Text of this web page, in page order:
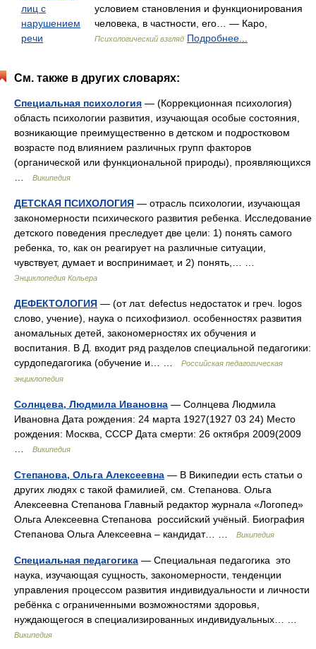
лиц с
нарушением
речи
условием становления и функционирования
человека, в частности, его… — Каро,
Психологический взгляд Подробнее...
См. также в других словарях:
Специальная психология — (Коррекционная психология)
область психологии развития, изучающая особые состояния,
возникающие преимущественно в детском и подростковом
возрасте под влиянием различных групп факторов
(органической или функциональной природы), проявляющихся
Википедия
ДЕТСКАЯ ПСИХОЛОГИЯ — отрасль психологии, изучающая
закономерности психического развития ребенка. Исследование
детского поведения преследует две цели: 1) понять самого
ребенка, то, как он реагирует на различные ситуации,
чувствует, думает и воспринимает, и 2) понять,… …
Энциклопедия Кольера
ДЕФЕКТОЛОГИЯ — (от лат. defectus недостаток и греч. logos
слово, учение), наука о психофизиол. особенностях развития
аномальных детей, закономерностях их обучения и
воспитания. В Д. входит ряд разделов специальной педагогики:
сурдопедагогика (обучение и… …
Российская педагогическая
энциклопедия
Солнцева, Людмила Ивановна — Солнцева Людмила
Ивановна Дата рождения: 24 марта 1927(1927 03 24) Место
рождения: Москва, СССР Дата смерти: 26 октября 2009(2009
Википедия
Степанова, Ольга Алексеевна — В Википедии есть статьи о
других людях с такой фамилией, см. Степанова. Ольга
Алексеевна Степанова Главный редактор журнала «Логопед»
Ольга Алексеевна Степанова российский учёный. Биография
Степанова Ольга Алексеевна – кандидат… …
Википедия
Специальная педагогика — Специальная педагогика это
наука, изучающая сущность, закономерности, тенденции
управления процессом развития индивидуальности и личности
ребёнка с ограниченными возможностями здоровья,
нуждающегося в специализированных индивидуальных… …
Википедия